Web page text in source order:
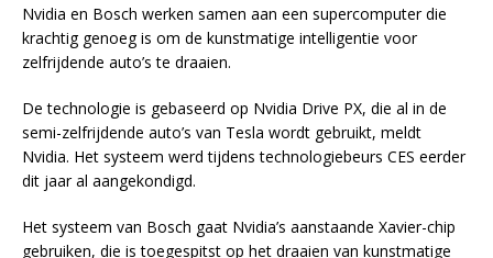
Nvidia en Bosch werken samen aan een supercomputer die
krachtig genoeg is om de kunstmatige intelligentie voor
zelfrijdende auto’s te draaien.
De technologie is gebaseerd op Nvidia Drive PX, die al in de
semi-zelfrijdende auto’s van Tesla wordt gebruikt, meldt
Nvidia. Het systeem werd tijdens technologiebeurs CES eerder
dit jaar al aangekondigd.
Het systeem van Bosch gaat Nvidia’s aanstaande Xavier-chip
gebruiken, die is toegespitst op het draaien van kunstmatige